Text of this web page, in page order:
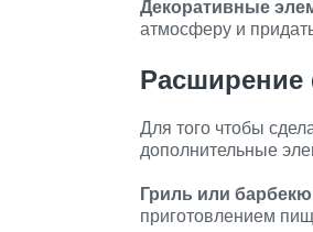
Декоративные
атмосферу и
Расширение
Для того чтобы
дополнительные
Гриль или
приготовлением